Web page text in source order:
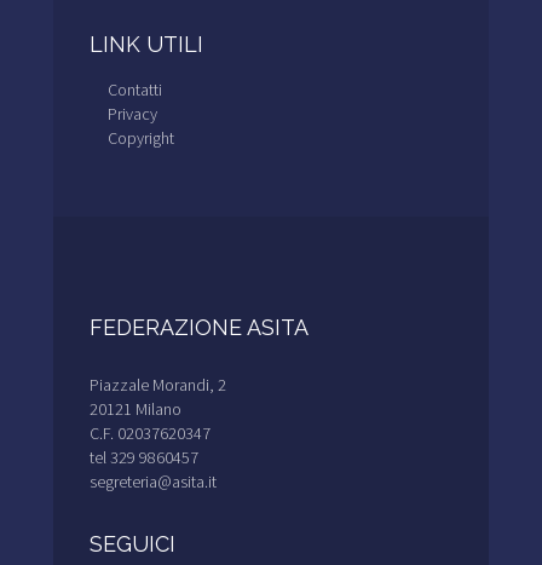
LINK UTILI
Contatti
Privacy
Copyright
FEDERAZIONE ASITA
Piazzale Morandi, 2
20121 Milano
C.F. 02037620347
tel 329 9860457
segreteria@asita.it
SEGUICI